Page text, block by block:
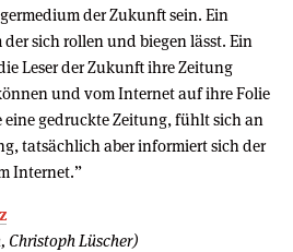
der Zukunft sein. Ein
sich rollen und biegen lässt. Ein
Leser der Zukunft ihre Zeitung
und vom Internet auf ihre Folie
eine gedruckte Zeitung, fühlt sich an
tatsächlich aber informiert sich der
Internet.”
Lüscher)